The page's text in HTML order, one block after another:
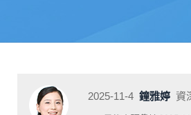
2025-11-4 鐘雅婷 資